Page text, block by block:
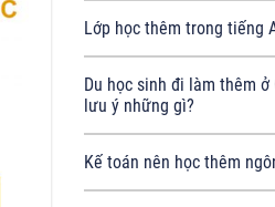
Lớp học thêm trong tiếng
Du học sinh đi làm thêm ở
lưu ý những gì?
Kế toán nên học thêm